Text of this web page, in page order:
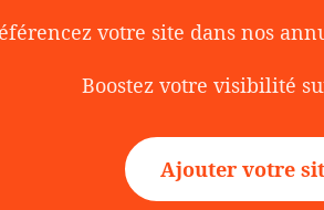
votre site dans nos
Boostez votre visibilité
Ajouter votre